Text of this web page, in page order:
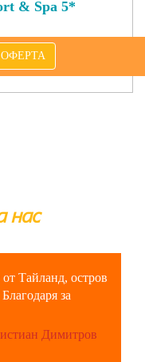
& Spa 5*
ОФЕРТА
нас
Тайланд, остров
за
Димитров